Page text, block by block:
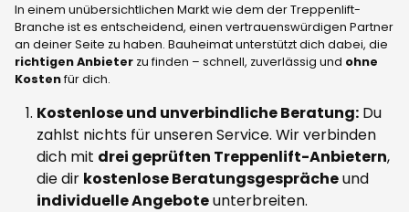
In einem unübersichtlichen Markt wie dem der Treppenlift-
Branche ist es entscheidend, einen vertrauenswürdigen Partner
an deiner Seite zu haben. Bauheimat unterstützt dich dabei, die
richtigen Anbieter zu finden – schnell, zuverlässig und ohne
Kostenfür dich.
Kostenlose und unverbindliche Beratung: Du
zahlst nichts für unseren Service. Wir verbinden
dich mit drei geprüften Treppenlift-Anbietern,
die dir kostenlose Beratungsgesprächeund
individuelle Angeboteunterbreiten.